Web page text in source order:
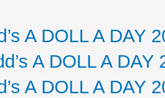
A DOLL A DAY
A DOLL A DAY
A DOLL A DAY